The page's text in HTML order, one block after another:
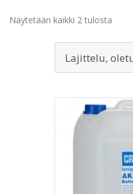
Näytetään kaikki 2 tulosta